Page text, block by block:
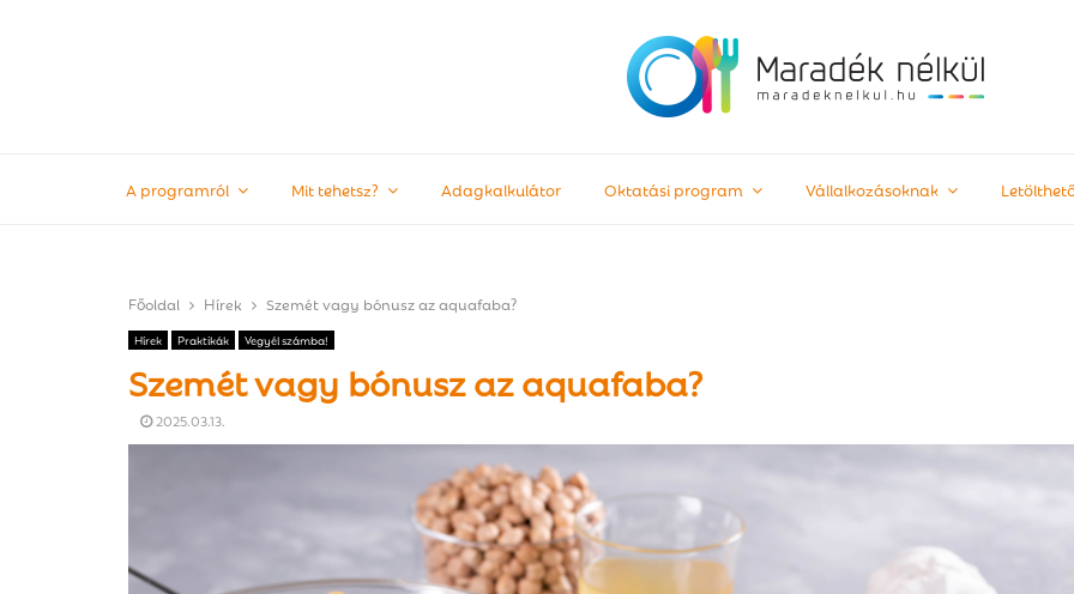
A programról Mit tehetsz? Adagkalkulátor Oktatási program Vállalkozásoknak
Főoldal Hírek Szemét vagy bónusz az aquafaba?
Hírek Praktikák Vegyél számba!
Szemét vagy bónusz az aquafaba?
2025.03.13.